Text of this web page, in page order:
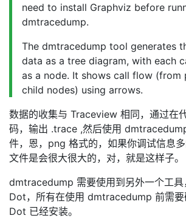
need to install Graphviz before
dmtracedump.
The dmtracedump tool generates
data as a tree diagram, with each
as a node. It shows call flow (from
child nodes) using arrows.
数据的收集与 Traceview 相同，通过在
码，输出 .trace ,然后使用
件，恩，png 格式的，如果你调试信息
文件是会很大很大的，对，就是这样子。
dmtracedump 需要使用到另外一个工
Dot，所有在使用 dmtracedump 前需
Dot 已经安装。